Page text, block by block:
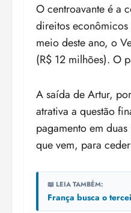
O centroavante é a
direitos
meio deste ano, o
(R$ 12 milhões). O
A saída de Artur,
atrativa a questão
pagamento em
que vem, para
📖 LEIA TAMBÉM:
França busca o